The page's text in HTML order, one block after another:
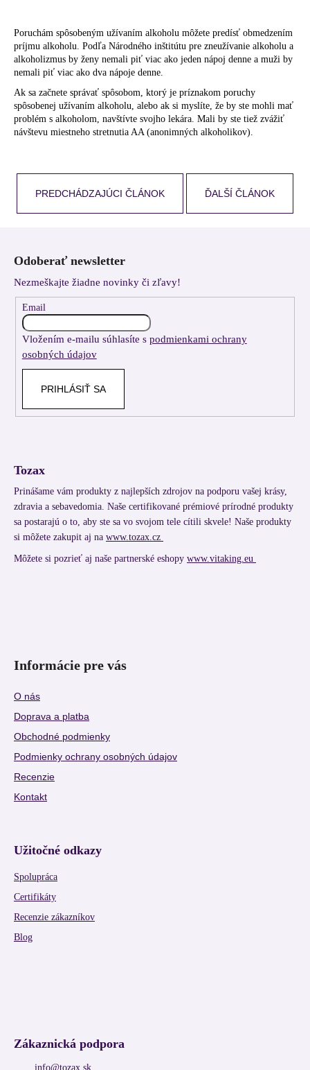
Poruchám spôsobeným užívaním alkoholu môžete predísť obmedzením
príjmu alkoholu. Podľa Národného inštitútu pre zneužívanie alkoholu a
alkoholizmus by ženy nemali piť viac ako jeden nápoj denne a muži by
nemali piť viac ako dva nápoje denne.
Ak sa začnete správať spôsobom, ktorý je príznakom poruchy
spôsobenej užívaním alkoholu, alebo ak si myslíte, že by ste mohli mať
problém s alkoholom, navštívte svojho lekára. Mali by ste tiež zvážiť
návštevu miestneho stretnutia AA (anonimných alkoholikov).
PREDCHÁDZAJÚCI ČLÁNOK ĎALŠÍ ČLÁNOK
Odoberať newsletter
Nezmeškajte žiadne novinky či zľavy!
Email
Vložením e-mailu súhlasíte s podmienkami ochrany
osobných údajov
PRIHLÁSIŤ SA
Tozax
Prinášame vám produkty z najlepších zdrojov na podporu vašej krásy,
zdravia a sebavedomia. Naše certifikované prémiové prírodné produkty
sa postarajú o to, aby ste sa vo svojom tele cítili skvele! Naše produkty
si môžete zakupit aj na www.tozax.cz
Môžete si pozrieť aj naše partnerské eshopy www.vitaking.eu
Informácie pre vás
O nás
Doprava a platba
Obchodné podmienky
Podmienky ochrany osobných údajov
Recenzie
Kontakt
Užitočné odkazy
Spolupráca
Certifikáty
Recenzie zákazníkov
Blog
Zákaznická podpora
info@tozax.sk